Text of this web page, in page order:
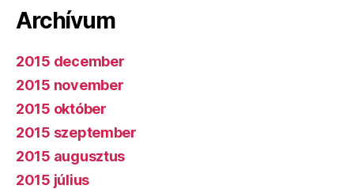
Archívum
2015 december
2015 november
2015 október
2015 szeptember
2015 augusztus
2015 július